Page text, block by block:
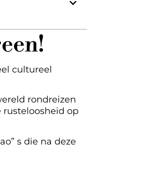
cultureel
rondreizen
op
s die na deze